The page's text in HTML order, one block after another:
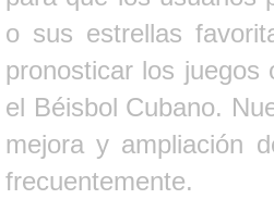
o sus estrellas
pronosticar los
el Béisbol Cubano.
mejora y ampliación
frecuentemente.